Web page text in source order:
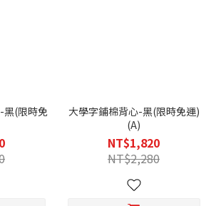
黑(限時免
大學字鋪棉背心-黑(限時免運)
(A)
NT$1,820
NT$2,280